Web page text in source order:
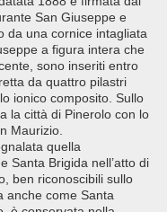
San Giuseppe e
da una cornice intagliata
a figura intera che
sono inseriti entro
da quattro pilastri
ionico composito. Sullo
la città di Pinerolo con lo
Maurizio.
quella
Santa Brigida nell’atto di
ben riconoscibili sullo
anche come Santa